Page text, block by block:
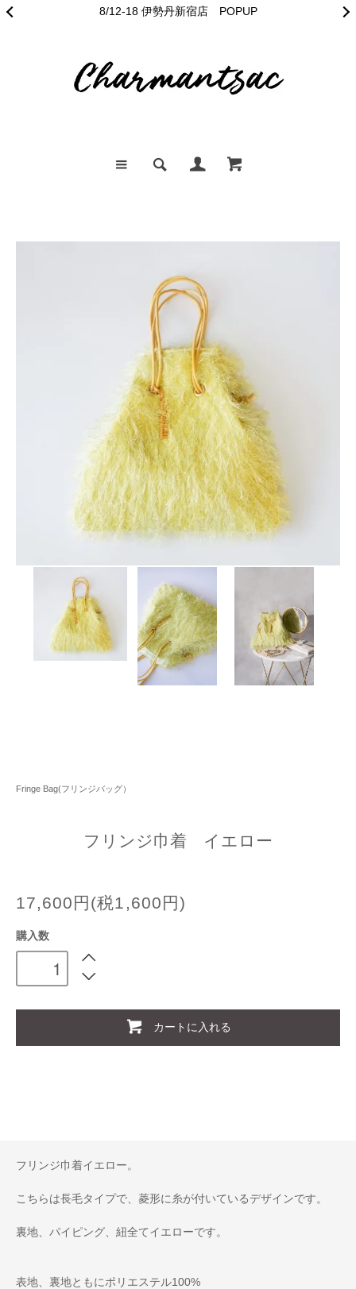
8/12-18 伊勢丹新宿店 POPUP
塚歌劇オフィシャルショップ「キャトルレーヴ」コラボ発売中
Fringe Bag(フリンジバッグ）
フリンジ巾着 イエロー
17,600円(税1,600円)
購入数
カートに入れる
フリンジ巾着イエロー。
こちらは長毛タイプで、菱形に糸が付いているデザインです。
裏地、パイピング、紐全てイエローです。
表地、裏地ともにポリエステル100%